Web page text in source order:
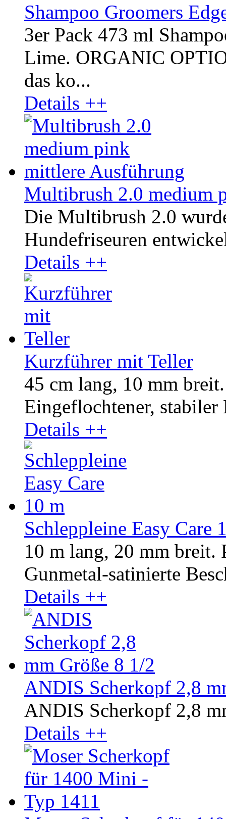
Shampoo Groomers
3er Pack 473 ml
Lime. ORGANIC
das ko...
Details ++
Multibrush 2.0 medium
Die Multibrush 2.0
Hundefriseuren
Details ++
Kurzführer mit Teller
45 cm lang, 10 mm
Eingeflochtener, stabiler
Details ++
Schleppleine Easy Care
10 m lang, 20 mm breit.
Gunmetal-satinierte
Details ++
ANDIS Scherkopf 2,8
ANDIS Scherkopf 2,8
Details ++